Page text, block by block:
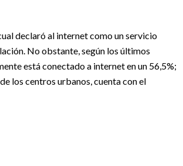
declaró al internet como un servicio
No obstante, según los últimos
está conectado a internet en un 56,5%;
los centros urbanos, cuenta con el